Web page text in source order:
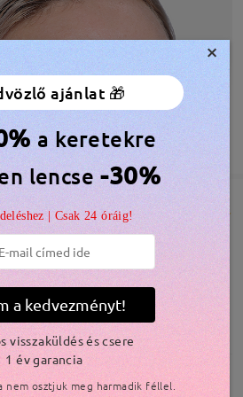
MEGJELENÍTÉSE
×
ajánlat 🎁
a keretekre
lencse -30%
| Csak 24 óráig!
a kedvezményt!
visszaküldés és csere
1 év garancia
nem osztjuk meg harmadik féllel.